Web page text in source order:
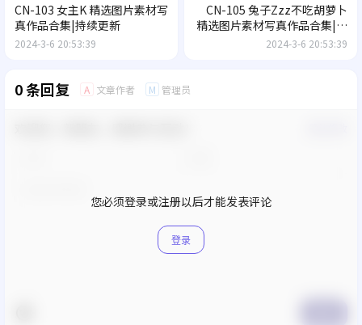
CN-103 女主K 精选图片素材写
真作品合集|持续更新
2024-3-6 20:53:39
CN-105 兔子Zzz不吃胡萝卜
精选图片素材写真作品合集|持
续更新
2024-3-6 20:53:39
0 条回复 A 文章作者 M 管理员
您必须登录或注册以后才能发表评论
登录